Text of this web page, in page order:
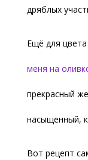
дряблых
Ещё для
меня на
прекрасный
насыщенный,
Вот рецепт